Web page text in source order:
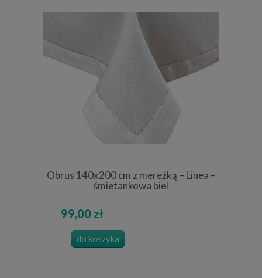
Obrus 140x200 cm z mereżką – Linea –
śmietankowa biel
99,00 zł
do koszyka